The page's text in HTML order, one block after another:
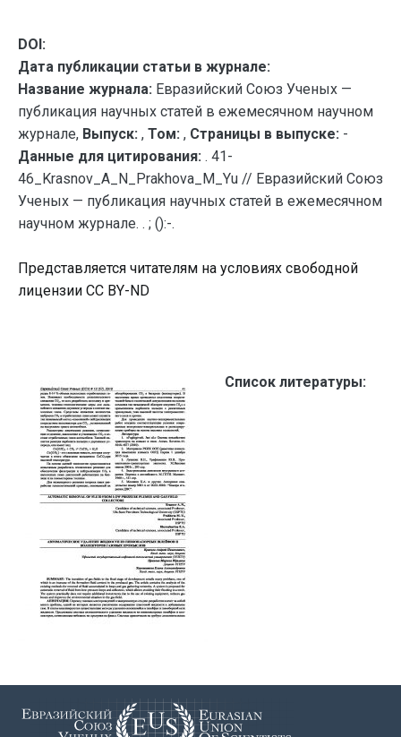
DOI:
Дата публикации статьи в журнале:
Название журнала: Евразийский Союз Ученых —
публикация научных статей в ежемесячном научном
журнале, Выпуск: , Том: , Страницы в выпуске: -
Данные для цитирования: . 41-
46_Krasnov_A_N_Prakhova_M_Yu // Евразийский Союз
Ученых — публикация научных статей в ежемесячном
научном журнале. . ; ():-.
Представляется читателям на условиях свободной
лицензии CC BY-ND
Список литературы: